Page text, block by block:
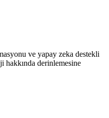
ve yapay zeka destekli
hakkında derinlemesine